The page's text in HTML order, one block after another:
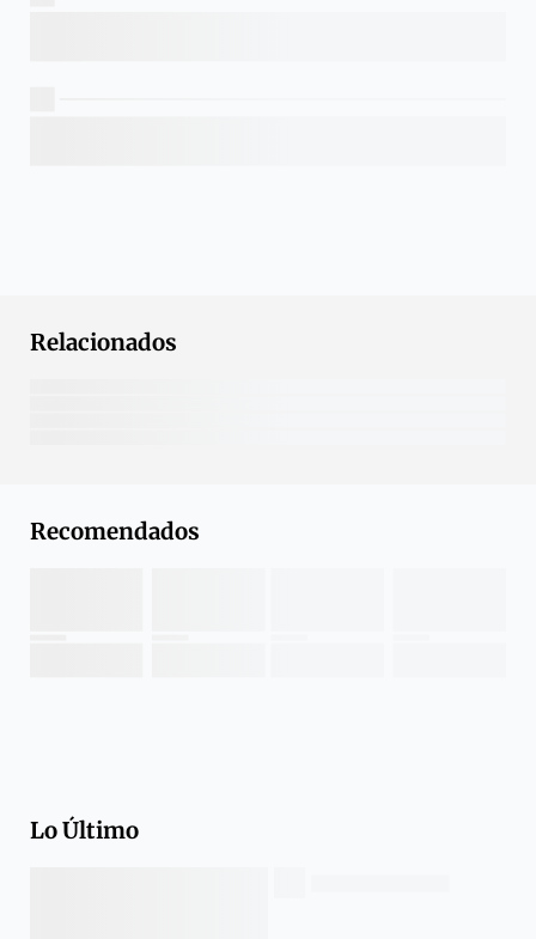
Relacionados
Recomendados
Lo Último